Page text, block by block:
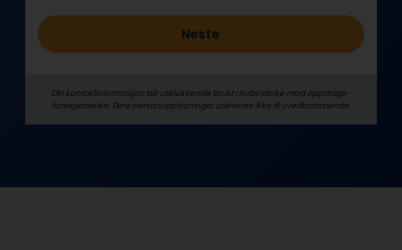
Neste
Din kontaktinformasjon blir utelukkende brukt i forbindelse med oppdrags­
forespørselen. Dine person­­opplysninger utleveres ikke til uvedkommende.